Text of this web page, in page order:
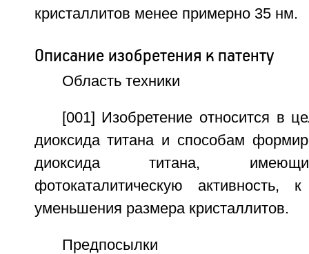
кристаллитов менее примерно 35 нм.
Описание изобретения к патенту
Область техники
[001] Изобретение относится в
диоксида титана и способам
диоксида титана,
фотокаталитическую активность,
уменьшения размера кристаллитов.
Предпосылки